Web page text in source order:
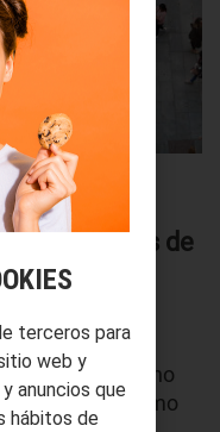
como focos de
destina a los
suele ir
que, si no
el consumo
terceros para
web y
anuncios que
hábitos de